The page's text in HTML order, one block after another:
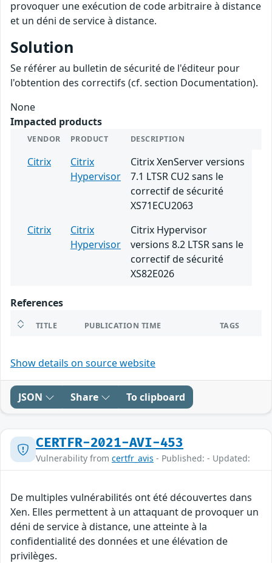
provoquer une exécution de code arbitraire à distance
et un déni de service à distance.
Solution
Se référer au bulletin de sécurité de l'éditeur pour
l'obtention des correctifs (cf. section Documentation).
None
Impacted products
VENDOR PRODUCT DESCRIPTION
Citrix
Citrix
Hypervisor
Citrix XenServer versions
7.1 LTSR CU2 sans le
correctif de sécurité
XS71ECU2063
Citrix
Citrix
Hypervisor
Citrix Hypervisor
versions 8.2 LTSR sans le
correctif de sécurité
XS82E026
References
TITLE PUBLICATION TIME TAGS
Show details on source website
JSON Share To clipboard
CERTFR-2021-AVI-453
Vulnerability from certfr_avis - Published: - Updated:
De multiples vulnérabilités ont été découvertes dans
Xen. Elles permettent à un attaquant de provoquer un
déni de service à distance, une atteinte à la
confidentialité des données et une élévation de
privilèges.